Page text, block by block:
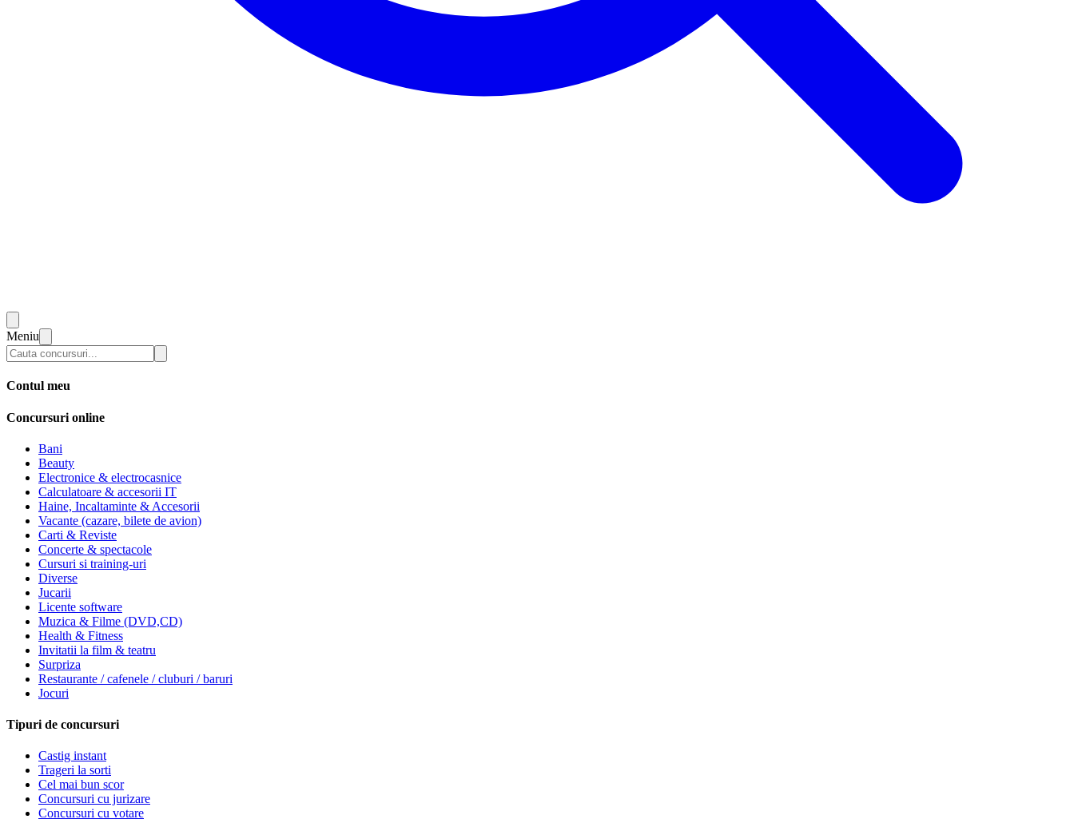
Meniu
Contul meu
Concursuri online
Bani
Beauty
Electronice & electrocasnice
Calculatoare & accesorii IT
Haine, Incaltaminte & Accesorii
Vacante (cazare, bilete de avion)
Carti & Reviste
Concerte & spectacole
Cursuri si training-uri
Diverse
Jucarii
Licente software
Muzica & Filme (DVD,CD)
Health & Fitness
Invitatii la film & teatru
Surpriza
Restaurante / cafenele / cluburi / baruri
Jocuri
Tipuri de concursuri
Castig instant
Trageri la sorti
Cel mai bun scor
Concursuri cu jurizare
Concursuri cu votare